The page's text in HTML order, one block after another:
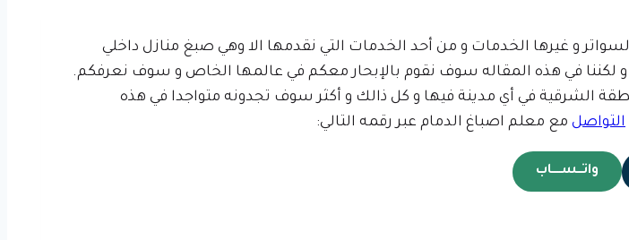
و غيرها الخدمات و من أحد الخدمات التي نقدمها الا وهي صبغ منازل داخلي
و لكننا في هذه المقاله سوف نقوم بالإبحار معكم في عالمها الخاص و سوف نعرفكم.
الشرقية في أي مدينة فيها و كل ذالك و أكثر سوف تجدونه متواجدا في هذه
التواصل مع معلم اصباغ الدمام عبر رقمه التالي:
واتـــســـــاب